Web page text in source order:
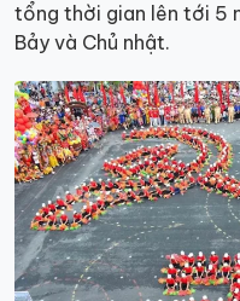
tổng thời gian lên tới 5
Bảy và Chủ nhật.